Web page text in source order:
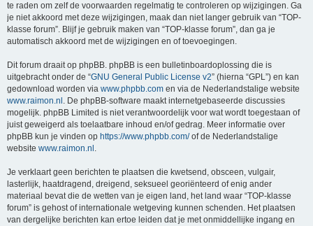
te raden om zelf de voorwaarden regelmatig te controleren op wijzigingen. Ga
je niet akkoord met deze wijzigingen, maak dan niet langer gebruik van “TOP-
klasse forum”. Blijf je gebruik maken van “TOP-klasse forum”, dan ga je
automatisch akkoord met de wijzigingen en of toevoegingen.
Dit forum draait op phpBB. phpBB is een bulletinboardoplossing die is
uitgebracht onder de “GNU General Public License v2” (hierna “GPL”) en kan
gedownload worden via www.phpbb.com en via de Nederlandstalige website
www.raimon.nl . De phpBB-software maakt internetgebaseerde discussies
mogelijk. phpBB Limited is niet verantwoordelijk voor wat wordt toegestaan of
juist geweigerd als toelaatbare inhoud en/of gedrag. Meer informatie over
phpBB kun je vinden op https://www.phpbb.com/of de Nederlandstalige
website www.raimon.nl .
Je verklaart geen berichten te plaatsen die kwetsend, obsceen, vulgair,
lasterlijk, haatdragend, dreigend, seksueel georiënteerd of enig ander
materiaal bevat die de wetten van je eigen land, het land waar “TOP-klasse
forum” is gehost of internationale wetgeving kunnen schenden. Het plaatsen
van dergelijke berichten kan ertoe leiden dat je met onmiddellijke ingang en